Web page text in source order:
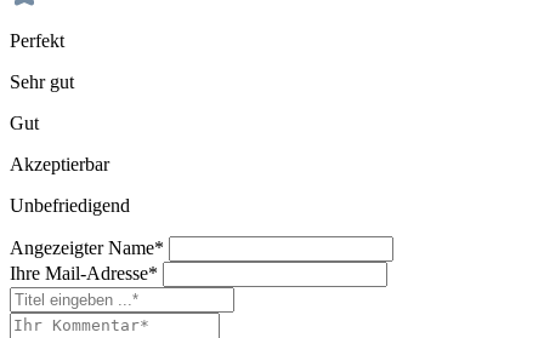
Perfekt
Sehr gut
Gut
Akzeptierbar
Unbefriedigend
Angezeigter Name*
Ihre Mail-Adresse*